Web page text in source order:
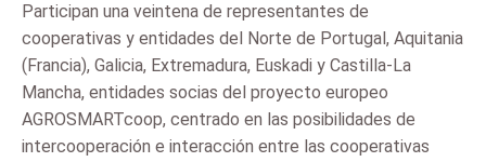
Participan una veintena de representantes de
cooperativas y entidades del Norte de Portugal, Aquitania
(Francia), Galicia, Extremadura, Euskadi y Castilla-La
Mancha, entidades socias del proyecto europeo
AGROSMARTcoop, centrado en las posibilidades de
intercooperación e interacción entre las cooperativas